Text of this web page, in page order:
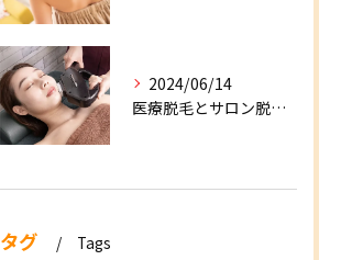
2024/06/14
医療脱毛とサロン脱毛の違いを徹底解説！
タグ Tags